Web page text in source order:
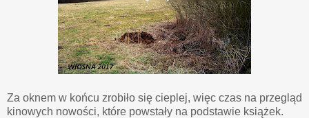
Za oknem w końcu zrobiło się cieplej, więc czas na przegląd
kinowych nowości, które powstały na podstawie książek.